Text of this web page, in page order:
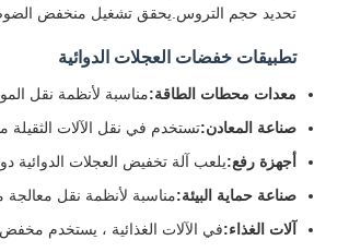
تحديد حجم التروس.يحقق تشغيل منخفض
تطبيقات خفضات العجلات الدوائية
معدات محطات الطاقة:مناسبة لأنظمة نقل
صناعة المعادن:تستخدم في نقل الآلات
أجهزة رفع:يلعب آلة تخفيض العجلات الدوائية
صناعة حماية البيئة:مناسبة لأنظمة نقل
آلات الغذاء:في الآلات الغذائية ، يستخدم